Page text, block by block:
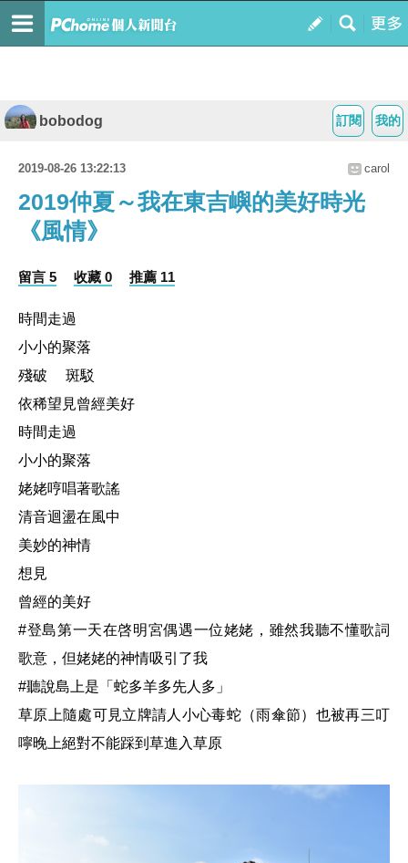
我的
訂閱
bobodog
2019-08-26 13:22:13 carol
2019仲夏～我在東吉嶼的美好時光
《風情》
留言 5 收藏 0 推薦 11
時間走過
小小的聚落
殘破 斑駁
依稀望見曾經美好
時間走過
小小的聚落
姥姥哼唱著歌謠
清音迴盪在風中
美妙的神情
想見
曾經的美好
#登島第一天在啓明宮偶遇一位姥姥，雖然我聽不懂歌詞
歌意，但姥姥的神情吸引了我
#聽說島上是「蛇多羊多先人多」
草原上隨處可見立牌請人小心毒蛇（雨傘節）也被再三叮
嚀晚上絕對不能踩到草進入草原